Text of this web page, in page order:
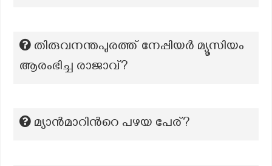
തിരുവനന്തപുരത്ത് നേപ്പിയർ മ്യൂസിയം
ആരംഭിച്ച രാജാവ്?
മ്യാന്‍മാറിന്‍റെ പഴയ പേര്?